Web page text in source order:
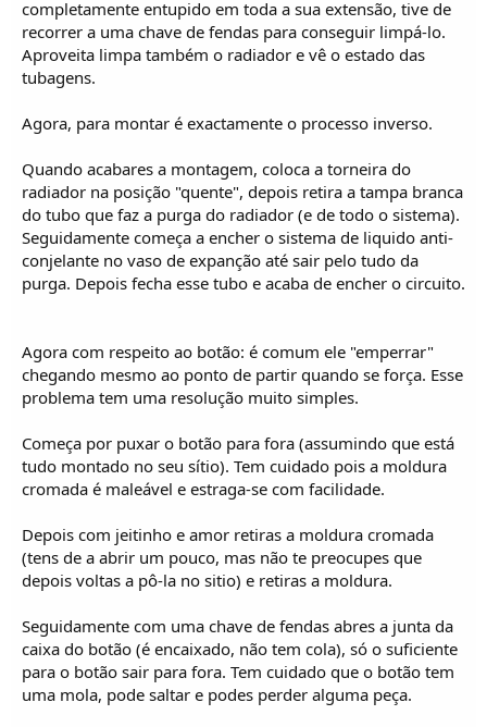
completamente entupido em toda a sua extensão, tive de
recorrer a uma chave de fendas para conseguir limpá-lo.
Aproveita limpa também o radiador e vê o estado das
tubagens.
Agora, para montar é exactamente o processo inverso.
Quando acabares a montagem, coloca a torneira do
radiador na posição "quente", depois retira a tampa branca
do tubo que faz a purga do radiador (e de todo o sistema).
Seguidamente começa a encher o sistema de liquido anti-
conjelante no vaso de expanção até sair pelo tudo da
purga. Depois fecha esse tubo e acaba de encher o circuito.
Agora com respeito ao botão: é comum ele "emperrar"
chegando mesmo ao ponto de partir quando se força. Esse
problema tem uma resolução muito simples.
Começa por puxar o botão para fora (assumindo que está
tudo montado no seu sítio). Tem cuidado pois a moldura
cromada é maleável e estraga-se com facilidade.
Depois com jeitinho e amor retiras a moldura cromada
(tens de a abrir um pouco, mas não te preocupes que
depois voltas a pô-la no sitio) e retiras a moldura.
Seguidamente com uma chave de fendas abres a junta da
caixa do botão (é encaixado, não tem cola), só o suficiente
para o botão sair para fora. Tem cuidado que o botão tem
uma mola, pode saltar e podes perder alguma peça.